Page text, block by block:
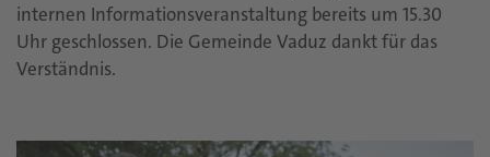
internen Informationsveranstaltung bereits um 15.30
Uhr geschlossen. Die Gemeinde Vaduz dankt für das
Verständnis.